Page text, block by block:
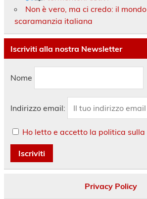
Non è vero, ma ci credo: il
scaramanzia italiana
Iscriviti alla nostra Newsletter
Nome
Indirizzo email:
Ho letto e accetto la politica
Privacy Policy